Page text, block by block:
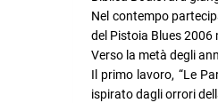
Nel contempo
del Pistoia Blues 2006
Verso la metà degli
Il primo lavoro, “Le
ispirato dagli orrori